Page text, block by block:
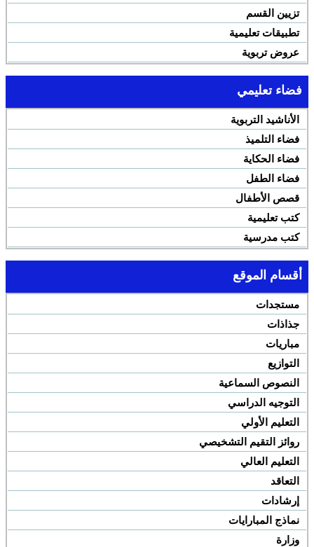
تزيين القسم
تطبيقات تعليمية
عروض تربوية
فضاء تعليمي
الأناشيد التربوية
فضاء التلميذ
فضاء الحكاية
فضاء الطفل
قصص الأطفال
كتب تعليمية
كتب مدرسية
أقسام الموقع
مستجدات
جذاذات
مباريات
التوازيع
النصوص السماعية
التوجيه الدراسي
التعليم الأولي
روائز التقيم التشخيصي
التعليم العالي
التعاقد
إرشادات
نماذج المبارايات
وزارة